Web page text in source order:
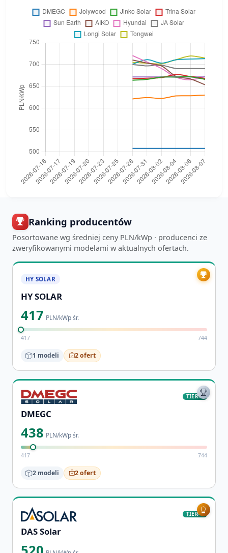
Ranking producentów
Posortowane wg średniej ceny PLN/kWp · producenci ze
zweryfikowanymi modelami w aktualnych ofertach.
HY SOLAR
417 PLN/kWp śr.
417 744
1 modeli 2 ofert
TIER-1
DMEGC
438 PLN/kWp śr.
417 744
2 modeli 2 ofert
TIER-1
DAS Solar